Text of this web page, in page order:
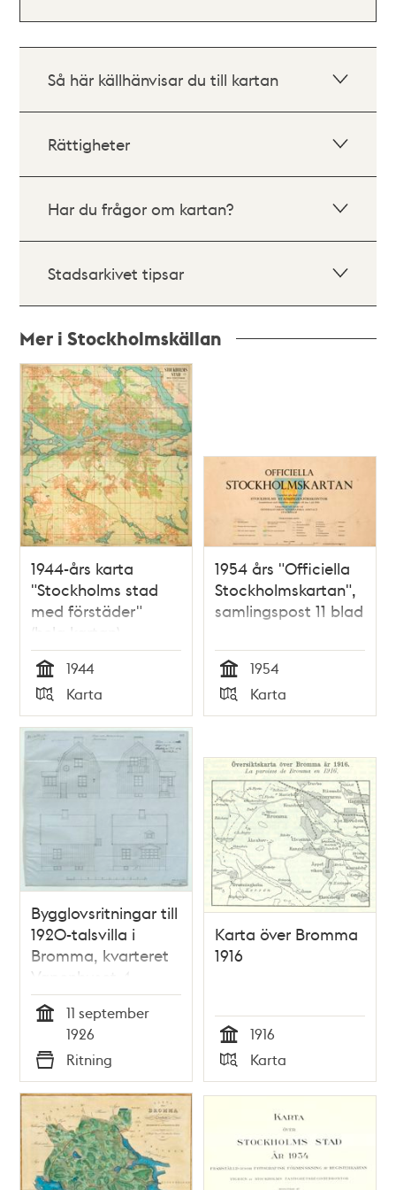
Så här källhänvisar du till kartan
Rättigheter
Har du frågor om kartan?
Stadsarkivet tipsar
Mer i Stockholmskällan
Relaterade
poster
och
teman
1944-års karta
"Stockholms stad
med förstäder"
(hela kartan)
Tid
1944
Typ
Karta
1954 års "Officiella
Stockholmskartan",
samlingspost 11 blad
Tid
1954
Typ
Karta
Bygglovsritningar till
1920-talsvilla i
Bromma, kvarteret
Vapenhuset 4
(dåvarande
stadsägan
Beckomberga 7)
11 september
1926
Typ
Ritning
Karta över Bromma
1916
Tid
1916
Typ
Karta